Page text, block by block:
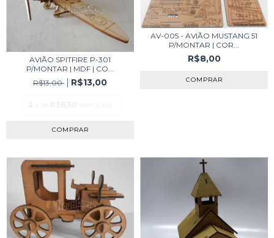
AVIÃO SPITFIRE P-301
P/MONTAR | MDF | CO...
R$13,00
R$13,00
AV-005 - AVIÃO MUSTANG 51
P/MONTAR | COR...
R$8,00